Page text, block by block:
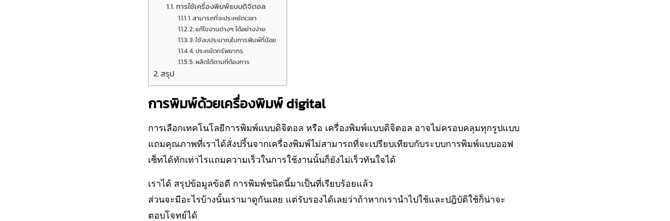
การใช้เครื่องพิมพ์แบบดิจิตอล
1. สามารถที่จะประหยัดเวลา
2. แก้ไขงานต่างๆ ได้อย่างง่าย
3. ใช้งบประมาณในการพิมพ์ที่น้อย
4. ประหยัดทรัพยากร
5. ผลิตได้ตามที่ต้องการ
สรุป
การพิมพ์ด้วยเครื่องพิมพ์ digital
การเลือกเทคโนโลยีการพิมพ์แบบดิจิตอล หรือ เครื่องพิมพ์แบบดิจิตอล อาจไม่ครอบคลุมทุกรูปแบบ
แถมคุณภาพที่เราได้สั่งปริ้นจากเครื่องพิมพ์ไม่สามารถที่จะเปรียบเทียบกับระบบการพิมพ์แบบออฟ
เซ็ทได้ทักเท่าไรแถมความเร็วในการใช้งานนั้นก็ยังไม่เร็วทันใจได้
เราได้ สรุปข้อมูลข้อดี การพิมพ์ชนิดนี้มาเป็นที่เรียบร้อยแล้ว
ส่วนจะมีอะไรบ้างนั้นเรามาดูกันเลย แต่รับรองได้เลยว่าถ้าหากเรานำไปใช้และปฎิบัติใช้ก็น่าจะ
ตอบโจทย์ได้